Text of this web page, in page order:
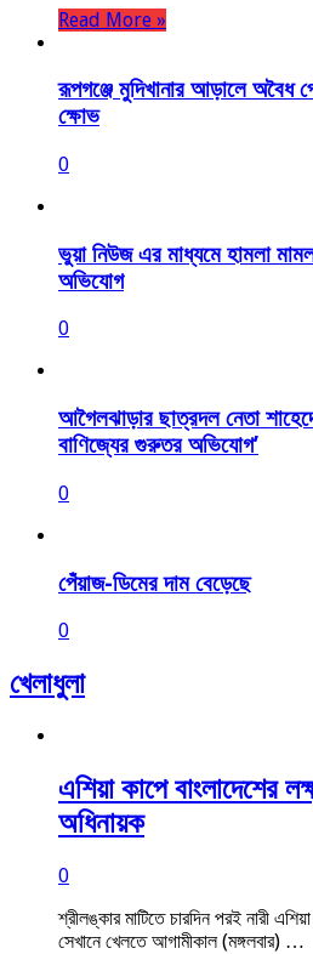
Read More »
রূপগঞ্জে মুদিখানার আড়ালে অবৈধ
ক্ষোভ
0
ভুয়া নিউজ এর মাধ্যমে হামলা
অভিযোগ
0
আগৈলঝাড়ার ছাত্রদল নেতা
বাণিজ্যের গুরুতর অভিযোগ’
0
পেঁয়াজ-ডিমের দাম বেড়েছে
0
খেলাধুলা
এশিয়া কাপে বাংলাদেশের
অধিনায়ক
0
শ্রীলঙ্কার মাটিতে চারদিন পরই নারী
সেখানে খেলতে আগামীকাল (মঙ্গলবার) …